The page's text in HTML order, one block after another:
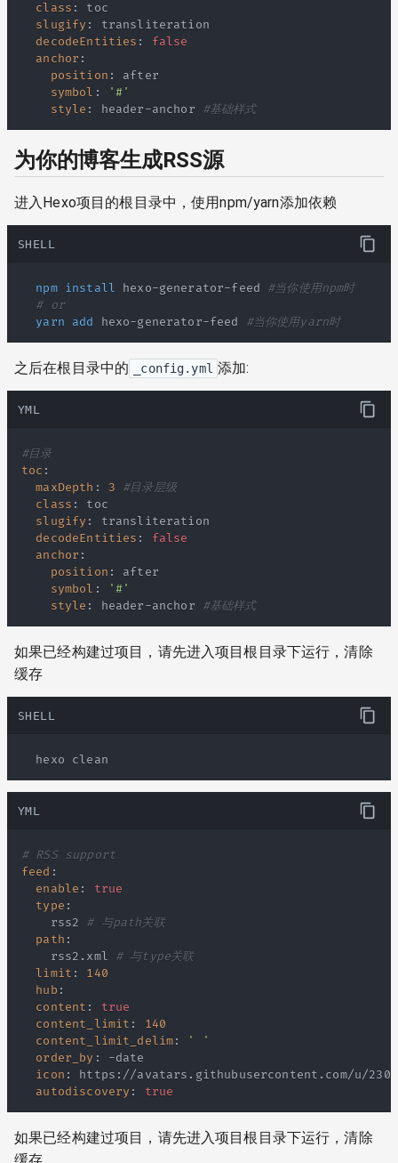
class :
slugify :
decodeEntities :
false
anchor :
position :
symbol :
'#'
style : header-anchor #基础样式
为你的博客生成RSS源
进入Hexo项目的根目录中，使用npm/yarn添加依赖
SHELL
npm install hexo-generator-feed #当你使用npm时
# or
yarn
add hexo-generator-feed #当你使用yarn时
之后在根目录中的 _config.yml 添加:
YML
#目录
toc :
maxDepth : 3
#目录层级
class :
slugify :
decodeEntities :
false
anchor :
position :
symbol :
'#'
style : header-anchor #基础样式
如果已经构建过项目，请先进入项目根目录下运行，清除
缓存
SHELL
  hexo clean
YML
# RSS support
feed :
enable :
true
type :
    rss2
# 与path关联
path :
    rss2.xml
# 与type关联
limit :
140
hub :
content :
true
content_limit :
140
content_limit_delim:
' '
order_by : -
icon : https : //avatars.githubusercontent.com/u/
autodiscovery : true
如果已经构建过项目，请先进入项目根目录下运行，清除